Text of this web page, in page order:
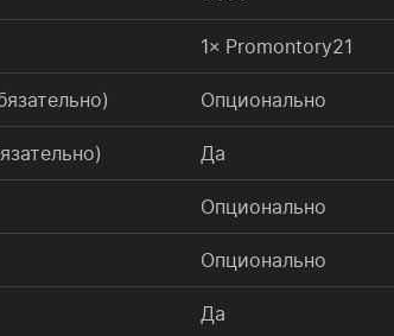
1× Promontory21
Опционально
Да
Опционально
Опционально
Да